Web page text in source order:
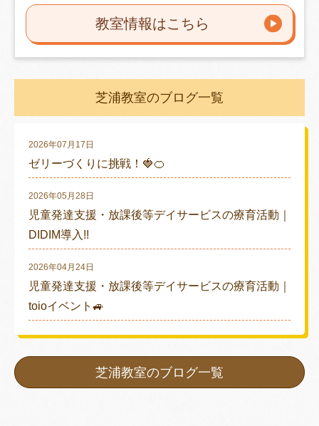
教室情報はこちら
芝浦教室のブログ一覧
2026年07月17日
ゼリーづくりに挑戦！🍓🍊
2026年05月28日
児童発達支援・放課後等デイサービスの療育活動｜
DIDIM導入!!
2026年04月24日
児童発達支援・放課後等デイサービスの療育活動｜
toioイベント🚙
芝浦教室のブログ一覧